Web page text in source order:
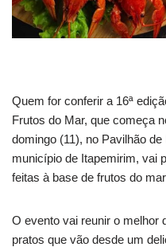
Quem for conferir a 16ª
Frutos do Mar, que começa
domingo (11), no Pavilhão
município de Itapemirim, vai
feitas à base de frutos do
O evento vai reunir o melhor
pratos que vão desde um